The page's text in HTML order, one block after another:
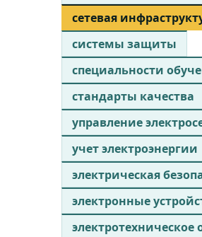
сетевая
системы защиты
специальности
стандарты качества
управление
учет электроэнергии
электрическая
электронные
электротехническое